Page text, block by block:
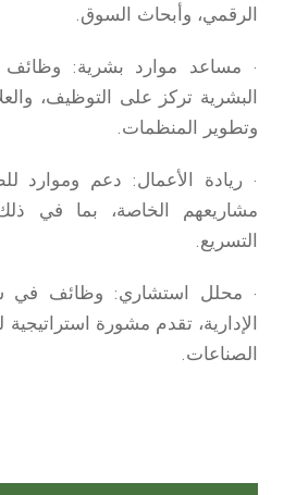
الرقمي، وأبحاث السوق.
· مساعد موارد بشرية: وظائف
البشرية تركز على التوظيف،
وتطوير المنظمات.
· ريادة الأعمال: دعم وموارد
مشاريعهم الخاصة، بما في
التسريع.
· محلل استشاري: وظائف في
الإدارية، تقدم مشورة
الصناعات.